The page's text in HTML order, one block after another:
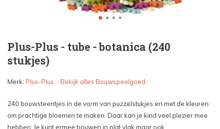
Plus-Plus - tube - botanica (240
stukjes)
Merk: Plus-Plus Bekijk alles Bouwspeelgoed
240 bouwsteentjes in de vorm van puzzelstukjes en met de kleuren
om prachtige bloemen te maken. Daar kan je kind veel plezier mee
hebben. Je kunt ermee bouwen in plat vlak maar ook